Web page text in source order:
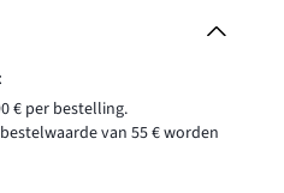
€ per bestelling.
van 55 € worden